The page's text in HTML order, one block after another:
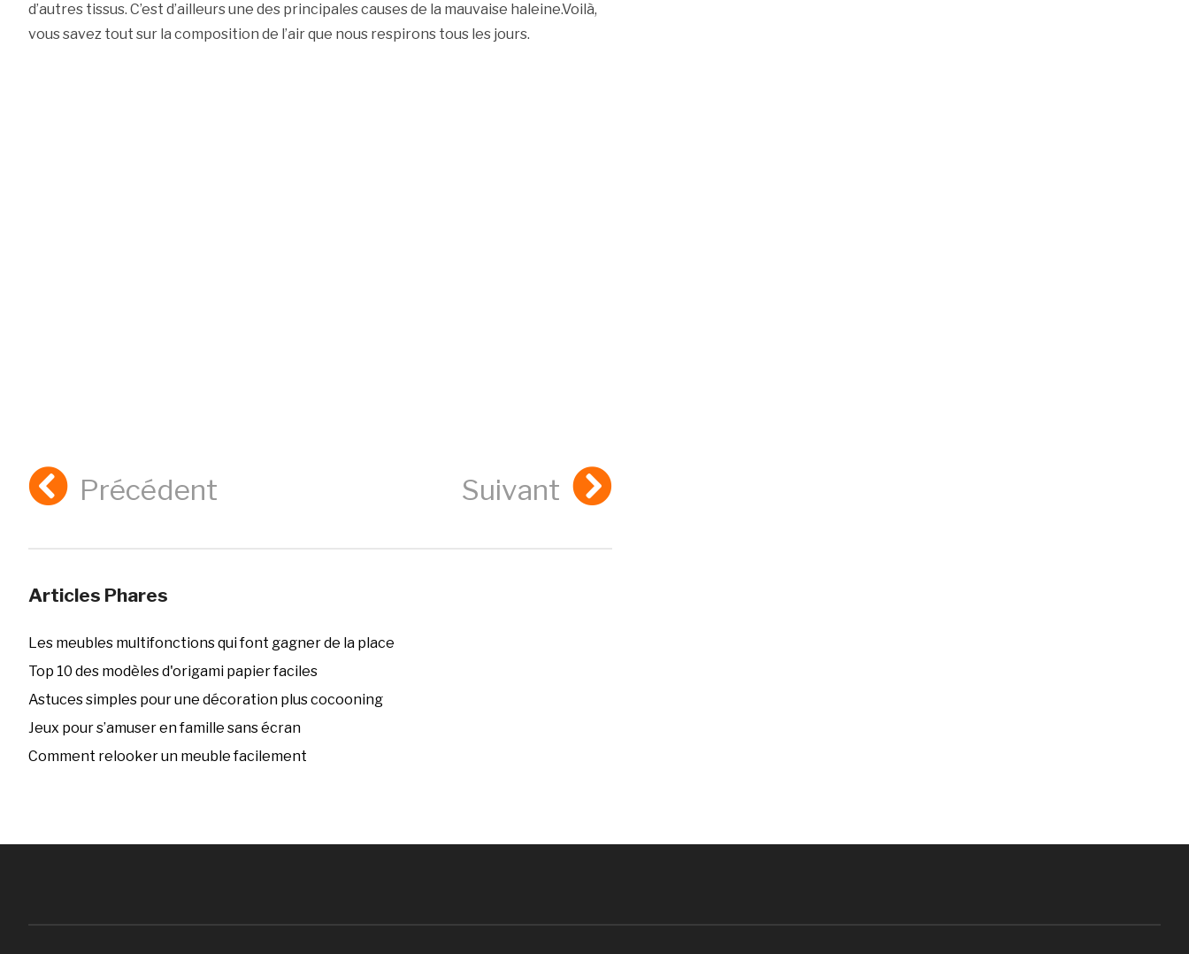
d’autres tissus. C’est d’ailleurs une des principales causes de la mauvaise haleine.Voilà,
vous savez tout sur la composition de l’air que nous respirons tous les jours.
Précédent Suivant
Articles Phares
Les meubles multifonctions qui font gagner de la place
Top 10 des modèles d'origami papier faciles
Astuces simples pour une décoration plus cocooning
Jeux pour s’amuser en famille sans écran
Comment relooker un meuble facilement